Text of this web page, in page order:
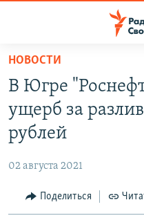
упрощенного
доступа
Вернуться
основному
Вернутся
ПРОГРАММЫ
ПОДКАСТЫ
АВТОРСКИЕ ПРОЕКТЫ
МНЕНИЯ
КУЛЬТУРА
НОВОСТИ
В Югре
ущерб за
рублей
02 августа 2021
Поделиться